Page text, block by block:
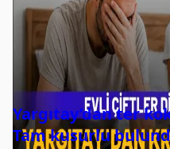
Yargıtay’dan ter
Tam kusurlu